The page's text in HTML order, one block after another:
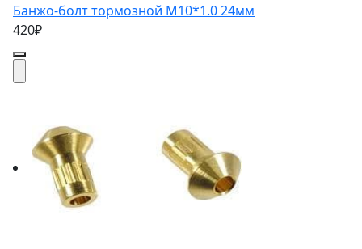
Банжо-болт тормозной М10*1.0 24мм
420₽